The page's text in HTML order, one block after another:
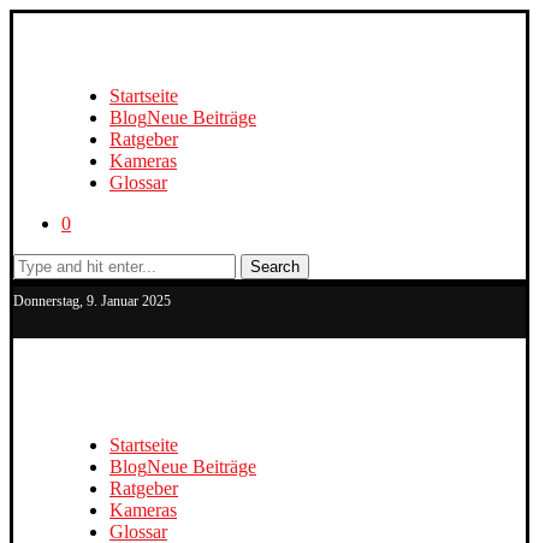
Startseite
BlogNeue Beiträge
Ratgeber
Kameras
Glossar
0
Search
Donnerstag, 9. Januar 2025
Startseite
BlogNeue Beiträge
Ratgeber
Kameras
Glossar